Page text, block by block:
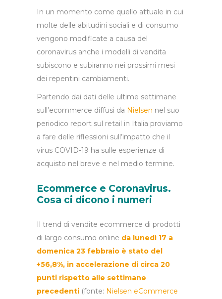
In un momento come quello attuale in cui
molte delle abitudini sociali e di consumo
vengono modificate a causa del
coronavirus anche i modelli di vendita
subiscono e subiranno nei prossimi mesi
dei repentini cambiamenti.
Partendo dai dati delle ultime settimane
sull’ecommerce diffusi da Nielsen nel suo
periodico report sul retail in Italia proviamo
a fare delle riflessioni sull’impatto che il
virus COVID-19 ha sulle esperienze di
acquisto nel breve e nel medio termine.
Ecommerce e Coronavirus.
Cosa ci dicono i numeri
Il trend di vendite ecommerce di prodotti
di largo consumo online da lunedì 17 a
domenica 23 febbraio è stato del
+56,8%, in accelerazione di circa 20
punti rispetto alle settimane
precedenti (fonte: Nielsen eCommerce